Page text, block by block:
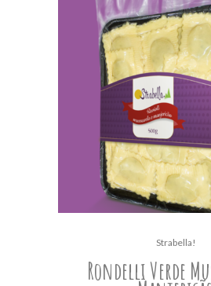
Strabella!
Rondelli Verde